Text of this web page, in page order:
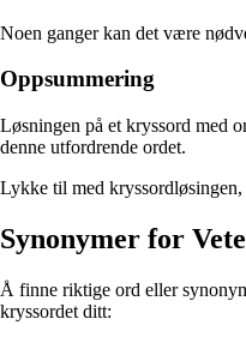
Noen ganger kan det være
Oppsummering
Løsningen på et kryssord med
denne utfordrende ordet.
Lykke til med
Synonymer for
Å finne riktige ord eller
kryssordet ditt: